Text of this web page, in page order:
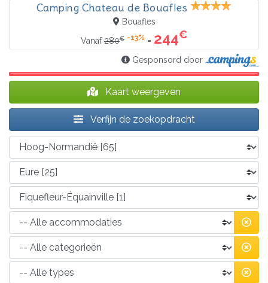
Camping Chateau de Bouafles
Bouafles
Vanaf280€ -13% = 244€
Gesponsord door
Kaart weergeven
Verfijn de zoekopdracht